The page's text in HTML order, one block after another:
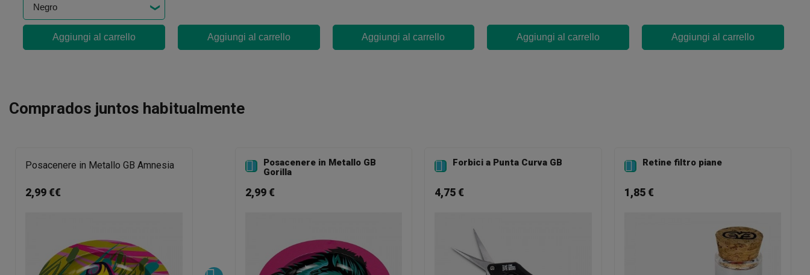
Aggiungi al carrello Aggiungi al carrello Aggiungi al carrello Aggiungi al carrello Aggiungi al carrello
Comprados juntos habitualmente
Posacenere in Metallo GB Amnesia
2,99 €€

Posacenere in Metallo GB
Gorilla
2,99 €
 Forbici a Punta Curva GB
4,75 €
 Retine filtro piane
1,85 €